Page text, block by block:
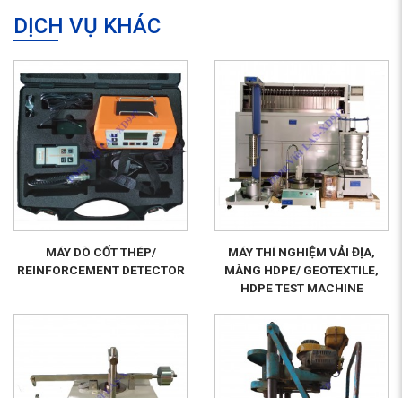
DỊCH VỤ KHÁC
MÁY DÒ CỐT THÉP/
REINFORCEMENT DETECTOR
MÁY THÍ NGHIỆM VẢI ĐỊA,
MÀNG HDPE/ GEOTEXTILE,
HDPE TEST MACHINE